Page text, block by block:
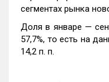
сегментах рынка
Доля в январе —
57,7%, то есть на
14,2 п. п.